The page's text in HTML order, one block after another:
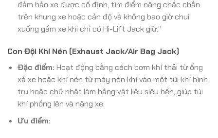
đảm bảo xe được cố định, tìm điểm nâng chắc chắn
trên khung xe hoặc cản độ và không bao giờ chui
xuống gầm xe khi chỉ có Hi-Lift Jack giữ.”
Con Đội Khí Nén (Exhaust Jack/Air Bag Jack)
Đặc điểm: Hoạt động bằng cách bơm khí thải từ ống
xả xe hoặc khí nén từ máy nén khí vào một túi khí hình
trụ hoặc chữ nhật làm bằng vật liệu siêu bền, giúp túi
khí phồng lên và nâng xe.
Ưu điểm: